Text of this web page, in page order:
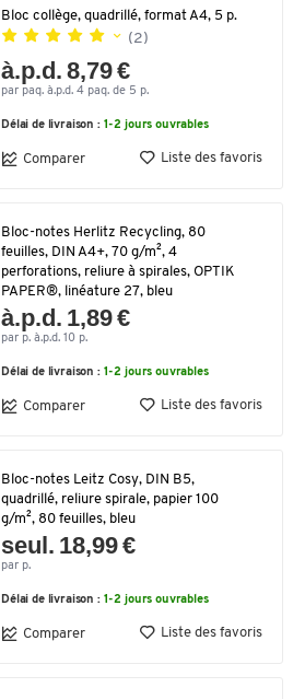
Bloc collège, quadrillé, format A4, 5 p.
(2)
à.p.d. 8,79 €
par paq. à.p.d. 4 paq. de 5 p.
Délai de livraison : 1-2 jours ouvrables
Comparer Liste des favoris
Bloc-notes Herlitz Recycling, 80
feuilles, DIN A4+, 70 g/m², 4
perforations, reliure à spirales, OPTIK
PAPER®, linéature 27, bleu
à.p.d. 1,89 €
par p. à.p.d. 10 p.
Délai de livraison : 1-2 jours ouvrables
Comparer Liste des favoris
Bloc-notes Leitz Cosy, DIN B5,
quadrillé, reliure spirale, papier 100
g/m², 80 feuilles, bleu
seul. 18,99 €
par p.
Délai de livraison : 1-2 jours ouvrables
Comparer Liste des favoris